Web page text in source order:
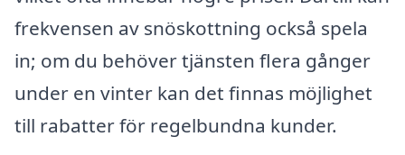
frekvensen av snöskottning också spela
in; om du behöver tjänsten flera gånger
under en vinter kan det finnas möjlighet
till rabatter för regelbundna kunder.